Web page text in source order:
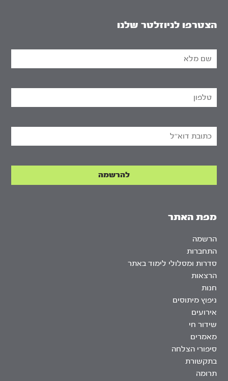
מפת האתר
הרשמה
התחברות
סדרות ומסלולי לימוד באתר
הרצאות
חנות
ניפוץ מיתוסים
אירועים
שידור חי
מאמרים
סיפורי הצלחה
בתקשורת
תרומה
הצטרפו לניוזלטר שלנו